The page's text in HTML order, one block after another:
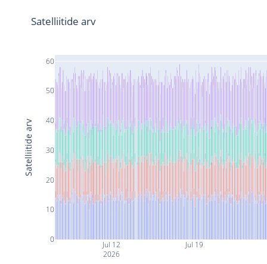
Jul 12
2026
Jul 19
0
10
20
30
40
50
60
Satelliitide arv
Satelliitide arv